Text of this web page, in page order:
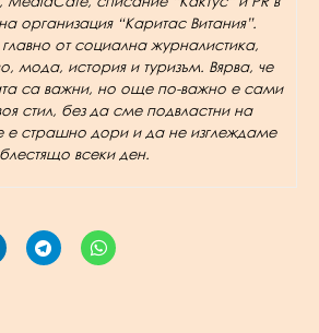
организация “Каритас Витания”.
от социална журналистика,
мода, история и туризъм. Вярва, че
са важни, но още по-важно е сами
стил, без да сме подвластни на
е страшно дори и да не изглеждаме
блестящо всеки ден.